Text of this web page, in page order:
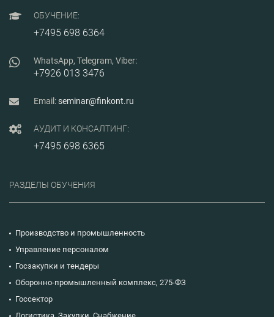
ОБУЧЕНИЕ:
+7495 698 6364
WhatsApp, Telegram, Viber:
+7926 013 3476
Email:seminar@finkont.ru
АУДИТ И КОНСАЛТИНГ:
+7495 698 6365
РАЗДЕЛЫ ОБУЧЕНИЯ
Производство и промышленность
Управление персоналом
Госзакупки и тендеры
Оборонно-промышленный комплекс, 275-ФЗ
Госсектор